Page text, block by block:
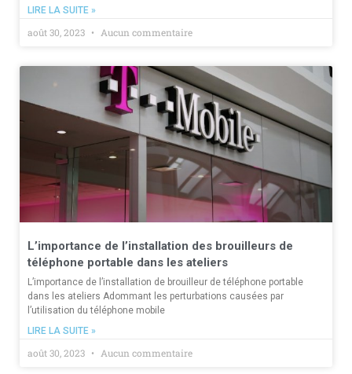
LIRE LA SUITE »
août 30, 2023 Aucun commentaire
L’importance de l’installation des brouilleurs de
téléphone portable dans les ateliers
L’importance de l’installation de brouilleur de téléphone portable
dans les ateliers Adommant les perturbations causées par
l’utilisation du téléphone mobile
LIRE LA SUITE »
août 30, 2023 Aucun commentaire